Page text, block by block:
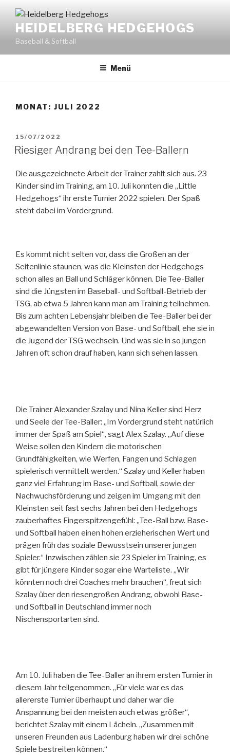
Inhalt
springenHEIDELBERG HEDGEHOGS
Baseball & Softball
Menü
MONAT: JULI 2022
VERÖFFENTLICHT
AM
15/07/2022
Riesiger Andrang bei den Tee-Ballern
Die ausgezeichnete Arbeit der Trainer zahlt sich aus. 23
Kinder sind im Training, am 10. Juli konnten die „Little
Hedgehogs“ ihr erste Turnier 2022 spielen. Der Spaß
steht dabei im Vordergrund.
Es kommt nicht selten vor, dass die Großen an der
Seitenlinie staunen, was die Kleinsten der Hedgehogs
schon alles an Ball und Schläger können. Die Tee-Baller
sind die Jüngsten im Baseball- und Softball-Betrieb der
TSG, ab etwa 5 Jahren kann man am Training teilnehmen.
Bis zum achten Lebensjahr bleiben die Tee-Baller bei der
abgewandelten Version von Base- und Softball, ehe sie in
die Jugend der TSG wechseln. Und was sie in so jungen
Jahren oft schon drauf haben, kann sich sehen lassen.
Die Trainer Alexander Szalay und Nina Keller sind Herz
und Seele der Tee-Baller: „Im Vordergrund steht natürlich
immer der Spaß am Spiel“, sagt Alex Szalay. „Auf diese
Weise sollen den Kindern die motorischen
Grundfähigkeiten, wie Werfen, Fangen und Schlagen
spielerisch vermittelt werden.“ Szalay und Keller haben
ganz viel Erfahrung im Base- und Softball, sowie der
Nachwuchsförderung und zeigen im Umgang mit den
Kleinsten seit fast sechs Jahren bei den Hedgehogs
zauberhaftes Fingerspitzengefühl: „Tee-Ball bzw. Base-
und Softball haben einen hohen erzieherischen Wert und
prägen früh das soziale Bewusstsein unserer jungen
Spieler.“ Inzwischen zählen sie 23 Spieler im Training, es
gibt für jüngere Kinder sogar eine Warteliste. „Wir
könnten noch drei Coaches mehr brauchen“, freut sich
Szalay über den riesengroßen Andrang, obwohl Base-
und Softball in Deutschland immer noch
Nischensportarten sind.
Am 10. Juli haben die Tee-Baller an ihrem ersten Turnier in
diesem Jahr teilgenommen. „Für viele war es das
allererste Turnier überhaupt und daher war die
Anspannung bei den meisten auch etwas größer“,
berichtet Szalay mit einem Lächeln. „Zusammen mit
unseren Freunden aus Ladenburg haben wir drei schöne
Spiele bestreiten können.“